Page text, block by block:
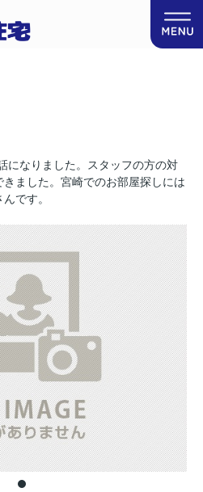
になりました。スタッフの方の対
ました。宮崎でのお部屋探しには
です。